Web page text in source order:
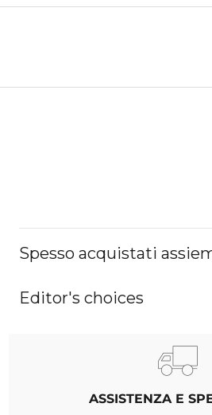
Spesso acquistati
Editor's choices
ASSISTENZA E